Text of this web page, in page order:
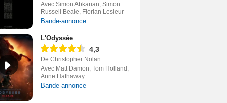
Avec Simon Abkarian, Simon
Russell Beale, Florian Lesieur
Bande-annonce
L'Odyssée
4,3
De Christopher Nolan
Avec Matt Damon, Tom Holland,
Anne Hathaway
Bande-annonce